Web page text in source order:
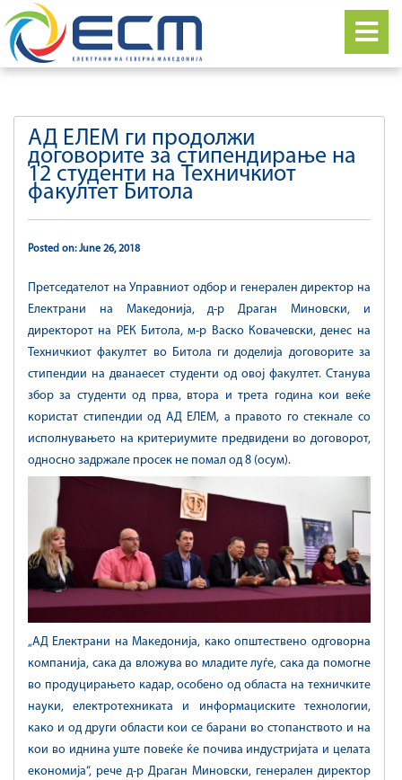
АД ЕЛЕМ ги продолжи
договорите за стипендирање на
12 студенти на Техничкиот
факултет Битола
Posted on: June 26, 2018
Претседателот на Управниот одбор и генерален директор на
Eлектрани на Македонија, д-р Драган Миновски, и
директорот на РЕК Битола, м-р Васко Ковачевски, денес на
Техничкиот факултет во Битола ги доделија договорите за
стипендии на дванаесет студенти од овој факултет. Станува
збор за студенти од прва, втора и трета година кои веќе
користат стипендии од АД ЕЛЕМ, а правото го стекнале со
исполнувањето на критериумите предвидени во договорот,
односно задржале просек не помал од 8 (осум).
„АД Електрани на Македонија, како општествено одговорна
компанија, сака да вложува во младите луѓе, сака да помогне
во продуцирањето кадар, особено од областа на техничките
науки, електротехниката и информациските технологии,
како и од други области кои се барани во стопанството и на
кои во иднина уште повеќе ќе почива индустријата и целата
економија“, рече д-р Драган Миновски, генерален директор